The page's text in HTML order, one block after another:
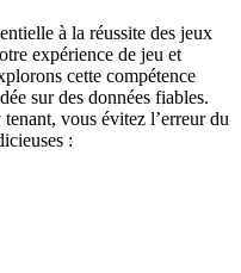
à la réussite des jeux
expérience de jeu et
cette compétence
sur des données fiables.
vous évitez l’erreur du
: